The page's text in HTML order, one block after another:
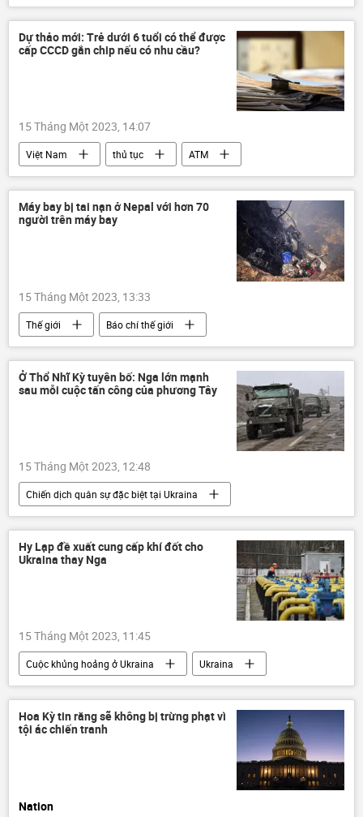
Chính trị Xã hội
Dự thảo mới: Trẻ dưới 6 tuổi có thể được
cấp CCCD gắn chip nếu có nhu cầu?
15 Tháng Một 2023, 14:07
Việt Nam thủ tục
ATM
giấy tờ tùy thân
Máy bay bị tai nạn ở Nepal với hơn 70
người trên máy bay
15 Tháng Một 2023, 13:33
Thế giới
Báo chí thế giới
vụ rơi máy bay
Nepal
Thời sự
cái chết
Ở Thổ Nhĩ Kỳ tuyên bố: Nga lớn mạnh
sau mỗi cuộc tấn công của phương Tây
15 Tháng Một 2023, 12:48
Chiến dịch quân sự đặc biệt tại Ukraina
Thế giới
Báo chí thế giới
Chính trị
Quân sự
Nga
Ukraina
Cuộc khủng hoảng ở Ukraina
Hy Lạp đề xuất cung cấp khí đốt cho
Ukraina thay Nga
15 Tháng Một 2023, 11:45
Cuộc khủng hoảng ở Ukraina
Ukraina
Hy Lạp
Nga
Thế giới
Kinh tế
Kinh doanh
Hoa Kỳ tin rằng sẽ không bị trừng phạt vì
tội ác chiến tranh
Nation